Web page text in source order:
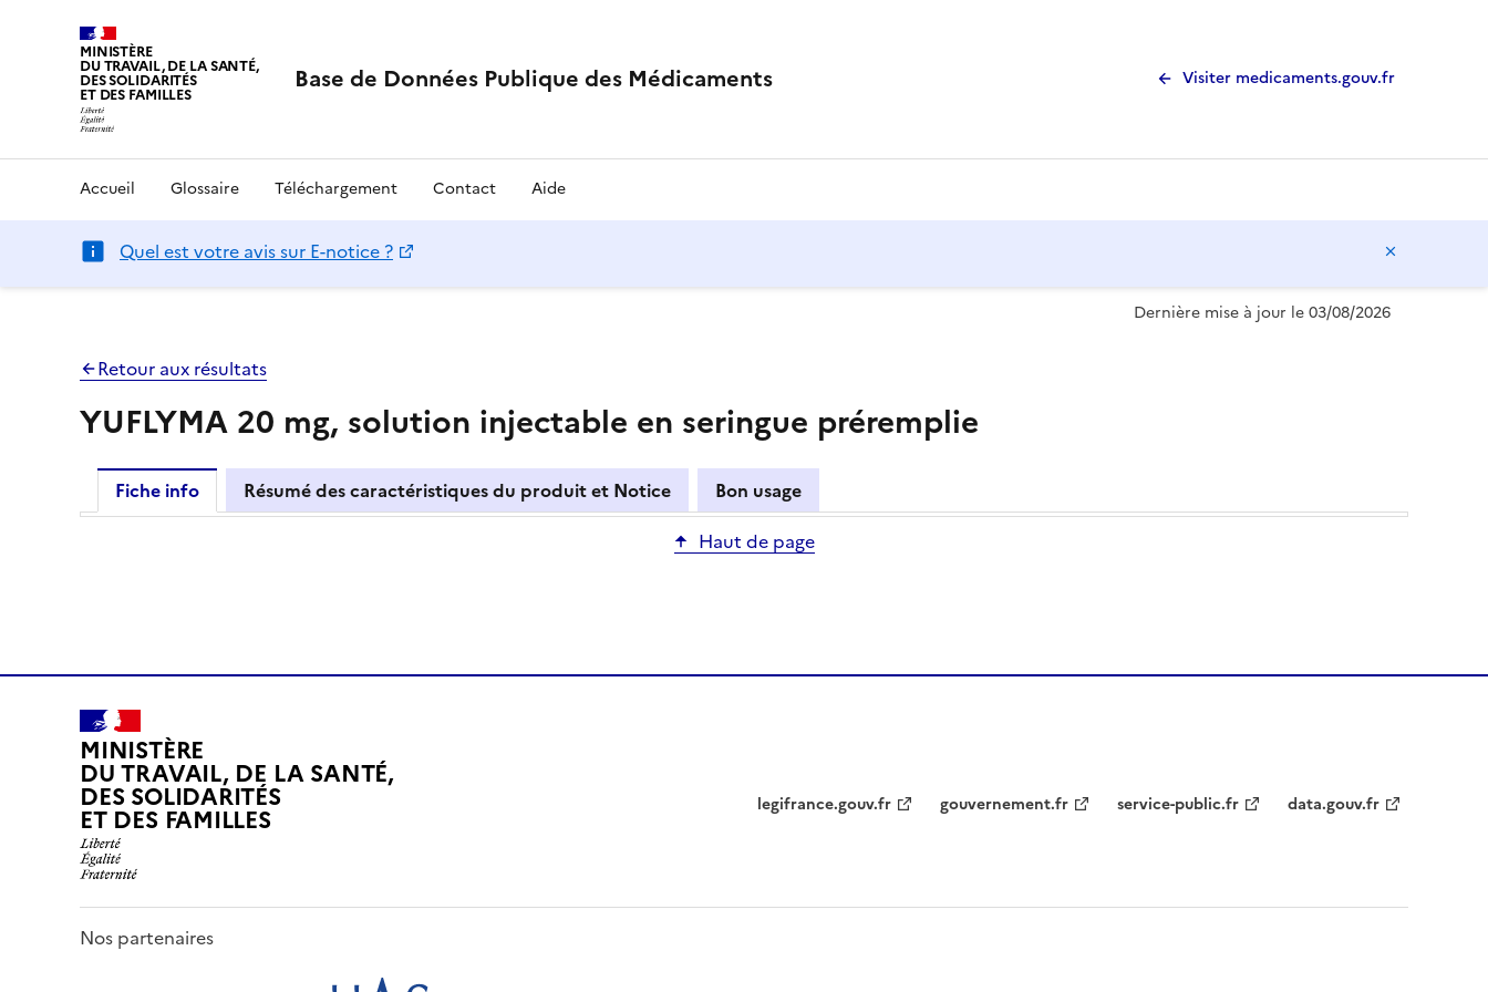
MINISTÈRE
DU TRAVAIL, DE LA SANTÉ,
DES SOLIDARITÉS
ET DES FAMILLES Base de Données Publique des Médicaments Visiter medicaments.gouv.fr
Accueil Glossaire Téléchargement Contact Aide
Quel est votre avis sur E-notice ?
Dernière mise à jour le 03/08/2026
Retour aux résultats
YUFLYMA 20 mg, solution injectable en seringue préremplie
Fiche info Résumé des caractéristiques du produit et Notice
Bon usage
Haut de page
MINISTÈRE
DU TRAVAIL, DE LA SANTÉ,
DES SOLIDARITÉS
ET DES FAMILLES legifrance.gouv.fr gouvernement.fr service-public.fr data.gouv.fr
Nos partenaires